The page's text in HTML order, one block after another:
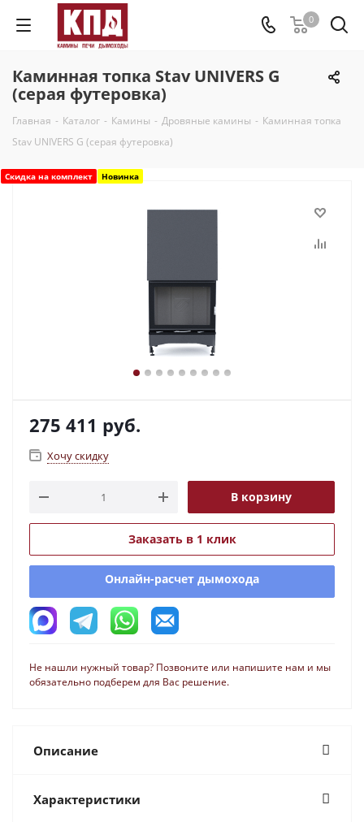
0
Каминная топка Stav UNIVERS G
(серая футеровка)
Главная - Каталог - Камины - Дровяные камины - Каминная топка
Stav UNIVERS G (серая футеровка)
Скидка на комплект Новинка
275 411 руб.
Хочу скидку
В корзину
Заказать в 1 клик
Онлайн-расчет дымохода
Не нашли нужный товар? Позвоните или напишите нам и мы
обязательно подберем для Вас решение.
Описание
Характеристики